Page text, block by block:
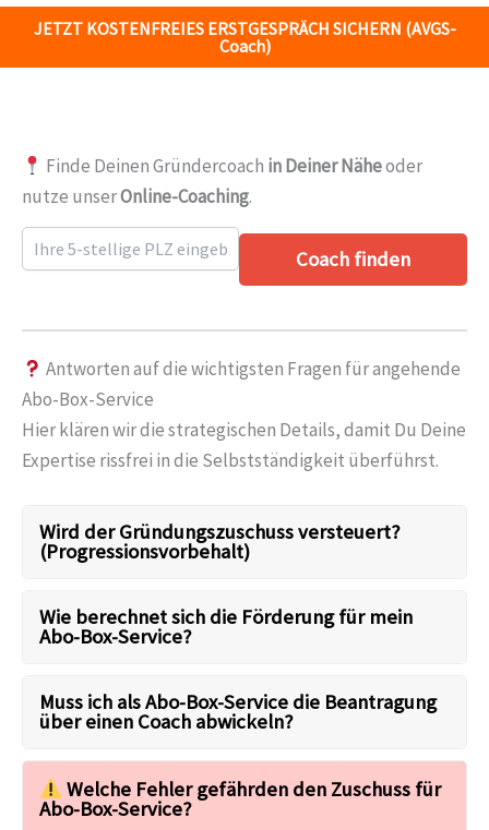
JETZT KOSTENFREIES ERSTGESPRÄCH SICHERN (AVGS-
Coach)
Finde Deinen Gründercoach in Deiner Näheoder
nutze unserOnline-Coaching.
Coach finden
Antworten auf die wichtigsten Fragen für angehende
Abo-Box-Service
Hier klären wir die strategischen Details, damit Du Deine
Expertise rissfrei in die Selbstständigkeit überführst.
Wird der Gründungszuschuss versteuert?
(Progressionsvorbehalt)
Wie berechnet sich die Förderung für mein
Abo-Box-Service?
Muss ich als Abo-Box-Service die Beantragung
über einen Coach abwickeln?
Welche Fehler gefährden den Zuschuss für
Abo-Box-Service?